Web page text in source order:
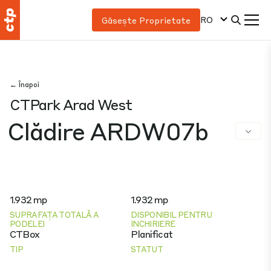
Găsește Proprietate RO
← Înapoi
CTPark Arad West
Clădire ARDW07b
1.932 mp
SUPRAFAȚA TOTALĂ A
PODELEI
1.932 mp
DISPONIBIL PENTRU
INCHIRIERE
CTBox
TIP
Planificat
STATUT